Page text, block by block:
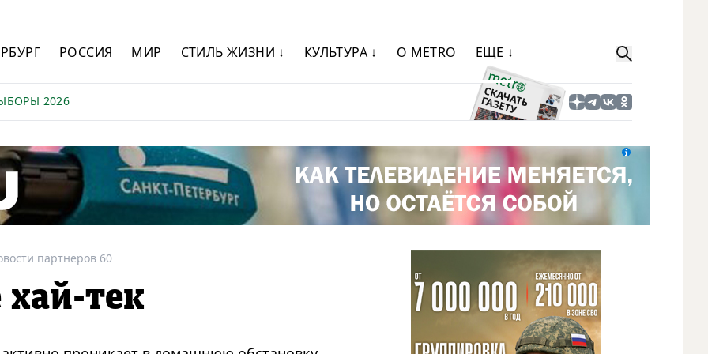
РОССИЯ МИР СТИЛЬ ЖИЗНИ ↓ КУЛЬТУРА ↓ О METRO ЕЩЕ ↓
2026
партнеров 60
тек